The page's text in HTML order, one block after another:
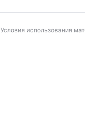
Условия использования